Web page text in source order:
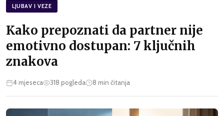
LJUBAV I VEZE
Kako prepoznati da partner nije
emotivno dostupan: 7 ključnih
znakova
4 mjeseca 318 pogleda 8 min čitanja